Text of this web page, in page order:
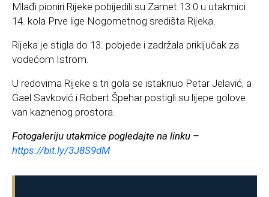
Mlađi pioniri Rijeke pobijedili su Zamet 13:0 u utakmici
14. kola Prve lige Nogometnog središta Rijeka.
Rijeka je stigla do 13. pobjede i zadržala priključak za
vodećom Istrom.
U redovima Rijeke s tri gola se istaknuo Petar Jelavić, a
Gael Savković i Robert Špehar postigli su lijepe golove
van kaznenog prostora.
Fotogaleriju utakmice pogledajte na linku –
https://bit.ly/3J8S9dM